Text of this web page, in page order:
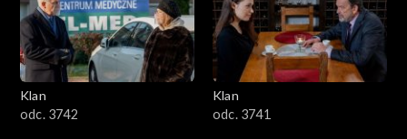
Klan
odc. 3742
Klan
odc. 3741